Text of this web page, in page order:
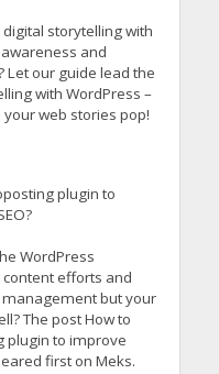
storytelling with
and
Let our guide lead the
with WordPress –
web stories pop!
plugin to
WordPress
efforts and
but your
The post How to
plugin to improve
first on Meks.